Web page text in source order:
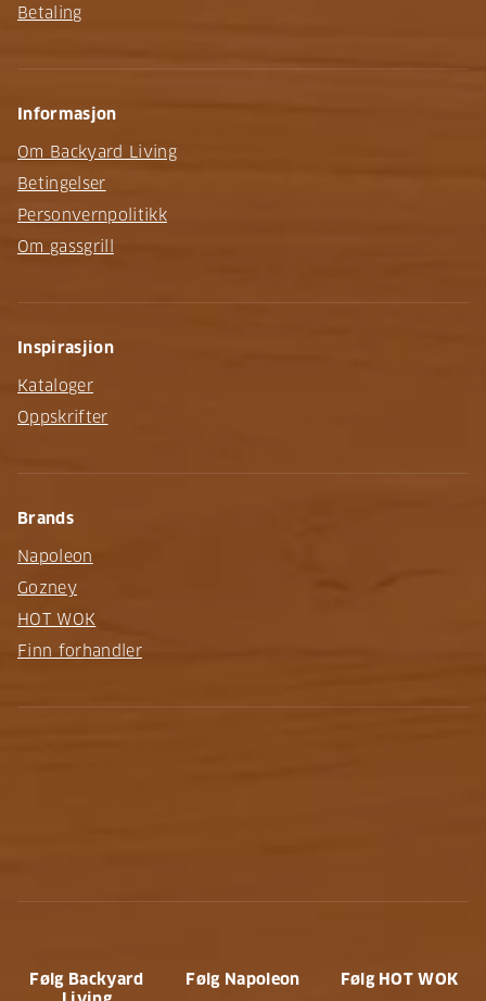
Betaling
Informasjon
Om Backyard Living
Betingelser
Personvernpolitikk
Om gassgrill
Inspirasjion
Kataloger
Oppskrifter
Brands
Napoleon
Gozney
HOT WOK
Finn forhandler
Følg Backyard
Følg Napoleon Følg HOT WOK